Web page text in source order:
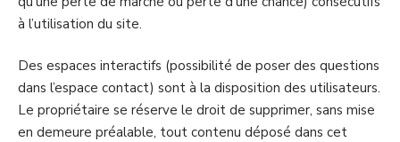
à l’utilisation du site.
Des espaces interactifs (possibilité de poser des questions
dans l’espace contact) sont à la disposition des utilisateurs.
Le propriétaire se réserve le droit de supprimer, sans mise
en demeure préalable, tout contenu déposé dans cet